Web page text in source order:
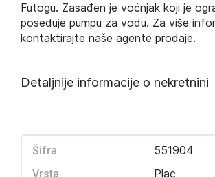
Futogu. Zasađen je voćnjak koji je
poseduje pumpu za vodu. Za više
kontaktirajte naše agente prodaje.
Detaljnije informacije o nekretnini
Šifra 551904
Vrsta Plac